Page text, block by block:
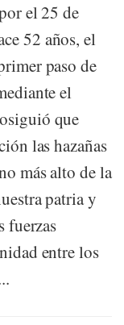
el 25 de
52 años, el
paso de
el
que
las hazañas
más alto de la
patria y
fuerzas
entre los